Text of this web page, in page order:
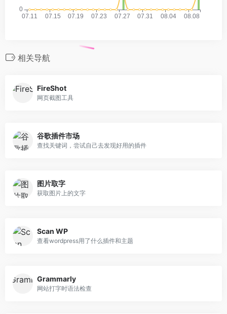
相关导航
FireShot
网页截图工具
谷歌插件市场
查找关键词，尝试自己去发现好用的插件
图片取字
获取图片上的文字
Scan WP
查看wordpress用了什么插件和主题
Grammarly
网站打字时语法检查